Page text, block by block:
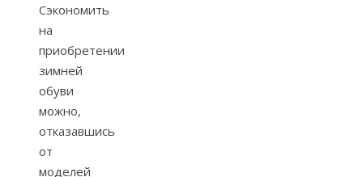
Сэкономить
на
приобретении
зимней
обуви
можно,
отказавшись
от
моделей